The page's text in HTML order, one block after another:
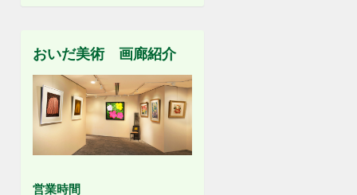
おいだ美術 画廊紹介
営業時間